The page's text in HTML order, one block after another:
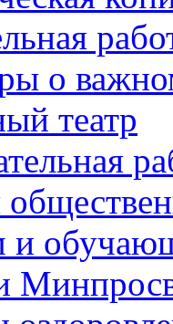
о
театр
и